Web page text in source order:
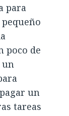
para
poco de
un
un
tareas